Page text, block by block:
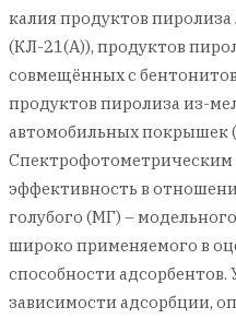
калия продуктов
(КЛ-21(А)), продуктов
совмещённых с
продуктов пиролиза из-
автомобильных покрышек
эффективность в
голубого (МГ) –
широко применяемого в
способности
зависимости адсорбции,